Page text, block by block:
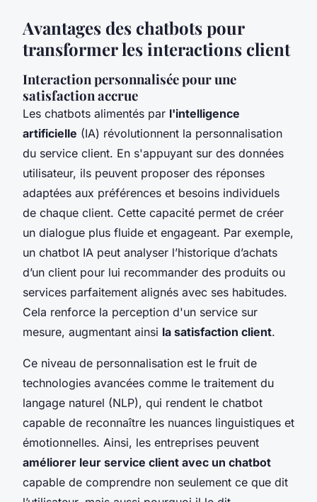
Avantages des chatbots pour
transformer les interactions client
Interaction personnalisée pour une
satisfaction accrue
Les chatbots alimentés par l'intelligence
artificielle (IA) révolutionnent la personnalisation
du service client. En s'appuyant sur des données
utilisateur, ils peuvent proposer des réponses
adaptées aux préférences et besoins individuels
de chaque client. Cette capacité permet de créer
un dialogue plus fluide et engageant. Par exemple,
un chatbot IA peut analyser l’historique d’achats
d’un client pour lui recommander des produits ou
services parfaitement alignés avec ses habitudes.
Cela renforce la perception d'un service sur
mesure, augmentant ainsi la satisfaction client.
Ce niveau de personnalisation est le fruit de
technologies avancées comme le traitement du
langage naturel (NLP), qui rendent le chatbot
capable de reconnaître les nuances linguistiques et
émotionnelles. Ainsi, les entreprises peuvent
améliorer leur service client avec un chatbot
capable de comprendre non seulement ce que dit